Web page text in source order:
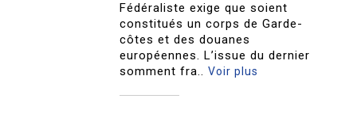
Fédéraliste exige que soient
constitués un corps de Garde-
côtes et des douanes
européennes. L’issue du dernier
somment fra..Voir plus